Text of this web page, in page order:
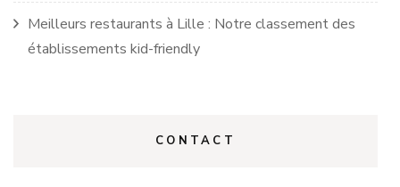
Meilleurs restaurants à Lille : Notre classement des
établissements kid-friendly
CONTACT